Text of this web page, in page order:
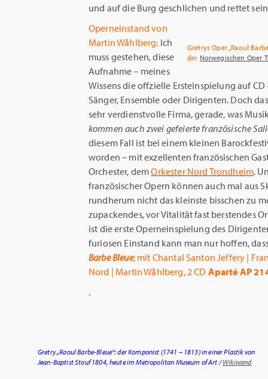
und auf die Burg geschlichen und rettet
Gretrys Oper „Raoul
der Norwegischen Oper
Operneinstand von
Martin Wåhlberg: Ich
muss gestehen, diese
Aufnahme – meines
Wissens die offzielle Ersteinspielung auf
Sänger, Ensemble oder Dirigenten. Doch
sehr verdienstvolle Firma, gerade, was
kommen auch zwei gefeierte französische
diesem Fall ist bei einem kleinen
worden – mit exzellenten französischen
Orchester, demOrkester Nord Trondheim.
französischer Opern können auch mal aus
rundherum nicht das kleinste bisschen zu
zupackendes, vor Vitalität fast berstendes
ist die erste Operneinspielung des
furiosen Einstand kann man nur hoffen,
Barbe Bleue; mit Chantal Santon Jeffery |
Nord | Martin Wåhlberg, 2 CD Aparté AP
.
Gretry „Raoul Barbe-Bleue“: der Komponist (1741 – 1813) in einer Plastik von
Jean-Baptist Stouf 1804, heute im Metropolitan Museum of Art /Wikiwand